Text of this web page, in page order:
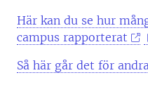
Här kan du se hur
campus rapporterat
Så här går det för